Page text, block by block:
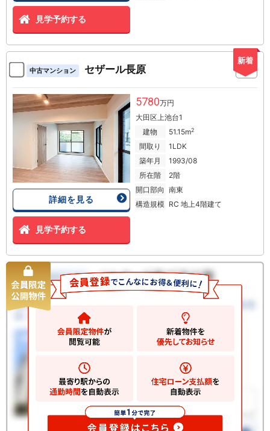
見学予約する
新着
中古マンション セザール長原
詳細を見る
見学予約する
5780万円
大田区上池台1
建物
51.15m2
間取り
1LDK
築年月
1993/08
所在階
2階
開口部向 南東
構造規模 RC 地上4階建て